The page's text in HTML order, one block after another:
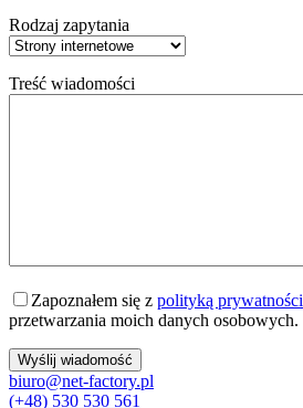
Rodzaj zapytania
Treść wiadomości
Zapoznałem się z polityką prywatności
przetwarzania moich danych osobowych.
biuro@net-factory.pl
(+48) 530 530 561